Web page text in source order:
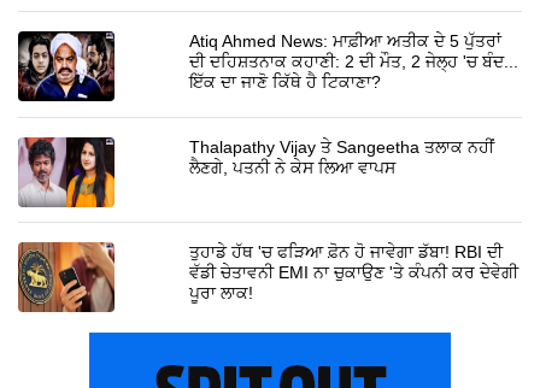
Atiq Ahmed News: ਮਾਫ਼ੀਆ ਅਤੀਕ ਦੇ 5 ਪੁੱਤਰਾਂ
ਦੀ ਦਹਿਸ਼ਤਨਾਕ ਕਹਾਣੀ: 2 ਦੀ ਮੌਤ, 2 ਜੇਲ੍ਹ 'ਚ ਬੰਦ...
ਇੱਕ ਦਾ ਜਾਣੋ ਕਿੱਥੇ ਹੈ ਟਿਕਾਣਾ?
Thalapathy Vijay ਤੇ Sangeetha ਤਲਾਕ ਨਹੀਂ
ਲੈਣਗੇ, ਪਤਨੀ ਨੇ ਕੇਸ ਲਿਆ ਵਾਪਸ
ਤੁਹਾਡੇ ਹੱਥ 'ਚ ਫੜਿਆ ਫ਼ੋਨ ਹੋ ਜਾਵੇਗਾ ਡੱਬਾ! RBI ਦੀ
ਵੱਡੀ ਚੇਤਾਵਨੀ EMI ਨਾ ਚੁਕਾਉਣ 'ਤੇ ਕੰਪਨੀ ਕਰ ਦੇਵੇਗੀ
ਪੂਰਾ ਲਾਕ!